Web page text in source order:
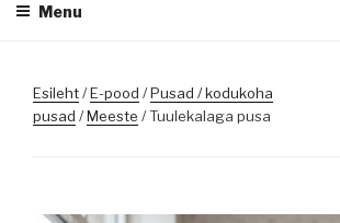
Menu
Esileht/E-pood /Pusad / kodukoha
pusad /Meeste / Tuulekalaga pusa